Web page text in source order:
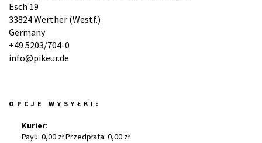
Esch 19
33824 Werther (Westf.)
Germany
+49 5203/704-0
info@pikeur.de
OPCJE WYSYŁKI:
Kurier:
Payu: 0,00 zł Przedpłata: 0,00 zł